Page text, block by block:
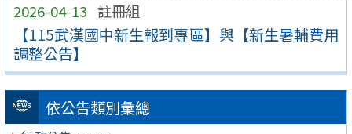
2026-04-13 註冊組
【115武漢國中新生報到專區】與【新生暑輔費用
調整公告】
依公告類別彙總